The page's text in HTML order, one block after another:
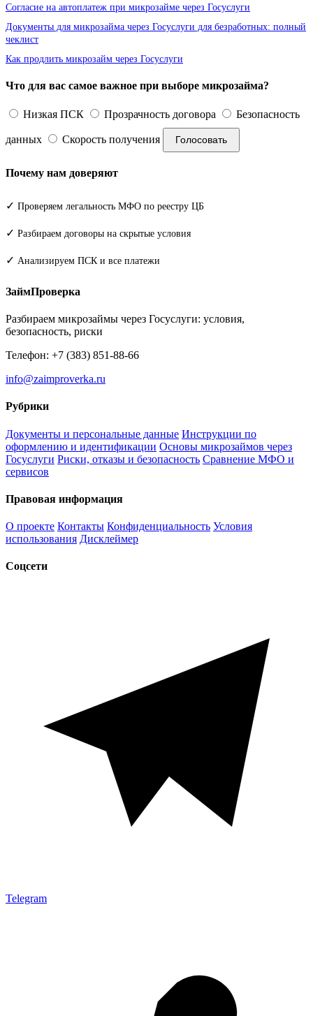
Согласие на автоплатеж при микрозайме через Госуслуги
Документы для микрозайма через Госуслуги для безработных: полный
чеклист
Как продлить микрозайм через Госуслуги
Что для вас самое важное при выборе микрозайма?
Низкая ПСК Прозрачность договора Безопасность
данных Скорость получения Голосовать
Почему нам доверяют
✓ Проверяем легальность МФО по реестру ЦБ
✓ Разбираем договоры на скрытые условия
✓ Анализируем ПСК и все платежи
ЗаймПроверка
Разбираем микрозаймы через Госуслуги: условия,
безопасность, риски
Телефон: +7 (383) 851-88-66
info@zaimproverka.ru
Рубрики
Документы и персональные данные Инструкции по
оформлению и идентификации Основы микрозаймов через
Госуслуги Риски, отказы и безопасность Сравнение МФО и
сервисов
Правовая информация
О проекте Контакты Конфиденциальность Условия
использования Дисклеймер
Соцсети
Telegram